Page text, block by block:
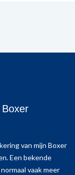
van mijn Boxer
Een bekende
vaak meer